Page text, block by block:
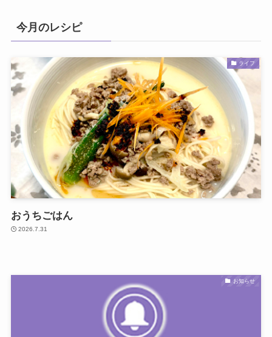
今月のレシピ
ライフ
おうちごはん
2026.7.31
お知らせ